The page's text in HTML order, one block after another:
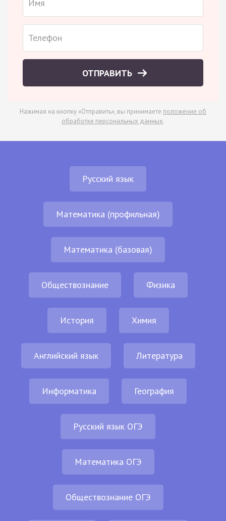
ОТПРАВИТЬ
Нажимая на кнопку «Отправить», вы принимаете положение об
обработке персональных данных.
Русский язык
Математика (профильная)
Математика (базовая)
Обществознание Физика
История Химия
Английский язык Литература
Информатика География
Русский язык ОГЭ
Математика ОГЭ
Обществознание ОГЭ